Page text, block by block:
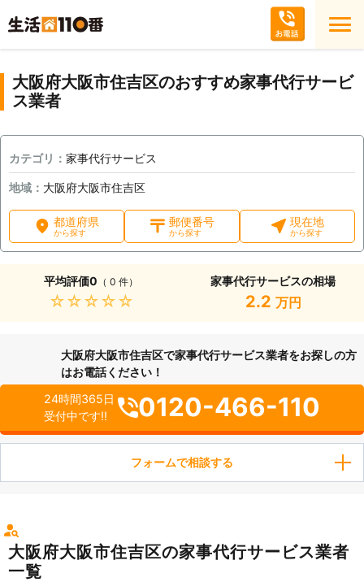
大阪府大阪市住吉区のおすすめ家事代行サービ
ス業者
カテゴリ： 家事代行サービス
地域： 大阪府大阪市住吉区
都道府県
から探す
郵便番号
から探す
現在地
から探す
平均評価0 （ 0 件）
★★★★★
家事代行サービスの相場
2.2 万円
大阪府大阪市住吉区で家事代行サービス業者をお探しの方
はお電話ください！
24時間365日
受付中です!!
0120-466-110
フォームで相談する
大阪府大阪市住吉区の家事代行サービス業者
一覧